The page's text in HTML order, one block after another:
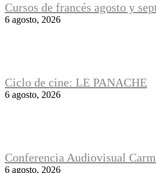
Cursos de francés agosto y
6 agosto, 2026
Ciclo de cine: LE PANACHE
6 agosto, 2026
Conferencia Audiovisual
6 agosto, 2026